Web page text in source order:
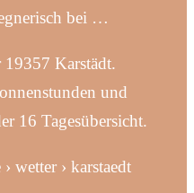
bei …
19357 Karstädt.
und
16 Tagesübersicht.
wetter › karstaedt